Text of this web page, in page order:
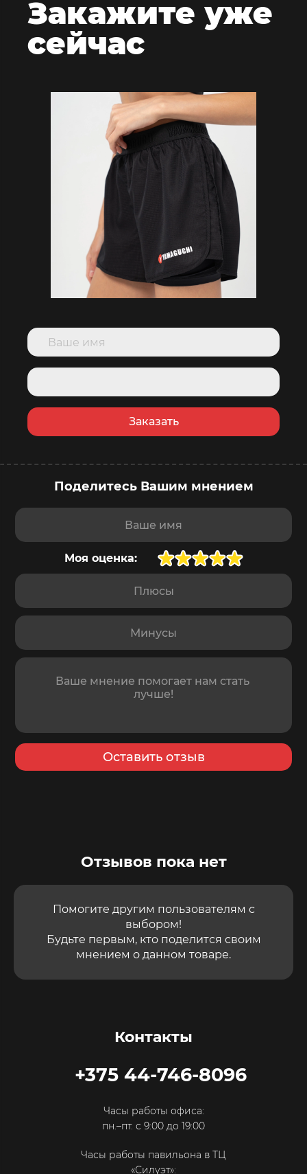
Закажите уже
сейчас
Заказать
купить сейчас
в корзину
Поделитесь Вашим мнением
Моя оценка:
Ваше имя
Плюсы
Минусы
Отзыв
Оставить отзыв
Отзывов пока нет
Помогите другим пользователям с
выбором!
Будьте первым, кто поделится своим
мнением о данном товаре.
Контакты
+375 44-746-8096
Часы работы офиса:
пн.–пт. с 9:00 до 19:00
Часы работы павильона в ТЦ
«Силуэт»: